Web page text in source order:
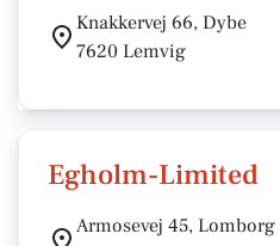
Knakkervej 66, Dybe
7620 Lemvig
Egholm-Limited
Armosevej 45, Lomborg